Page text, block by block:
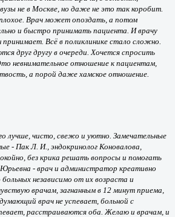
не в Москве, но даже не это так коробит.
Врач может опоздать, а потом
и быстро принимать пациента. И врачу
принимает. Всё в поликлинике стало сложно.
друг другу в очереди. Хочется спросить
невнимательное отношение к пациентам,
а порой даже хамское отношение.
лучше, чисто, свежо и уютно. Замечательные
- Пак Л. И., эндокринолог Коновалова,
без крика решать вопросы и помогать
- врач и администратор креативно
независимо от их возраста и
врачам, загнанным в 12 минут приема,
врач не успевает, больной с
расстраиваются оба. Желаю и врачам, и